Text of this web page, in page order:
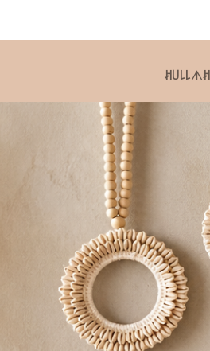
ꎧ꒤꒒꒒ᗑ